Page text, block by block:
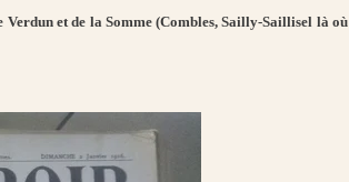
et de la Somme (Combles, Sailly-Saillisel là où